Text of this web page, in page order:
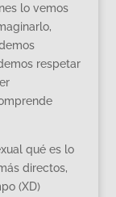
lo vemos
respetar
qué es lo
directos,
(XD)